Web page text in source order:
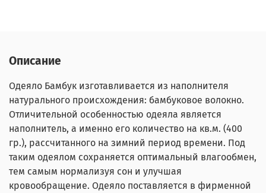
Описание
Одеяло Бамбук изготавливается из наполнителя
натурального происхождения: бамбуковое волокно.
Отличительной особенностью одеяла является
наполнитель, а именно его количество на кв.м. (400
гр.), рассчитанного на зимний период времени. Под
таким одеялом сохраняется оптимальный влагообмен,
тем самым нормализуя сон и улучшая
кровообращение. Одеяло поставляется в фирменной